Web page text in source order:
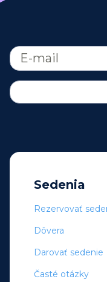
Sedenia
Rezervovať
Dôvera
Darovať sedenie
Časté otázky